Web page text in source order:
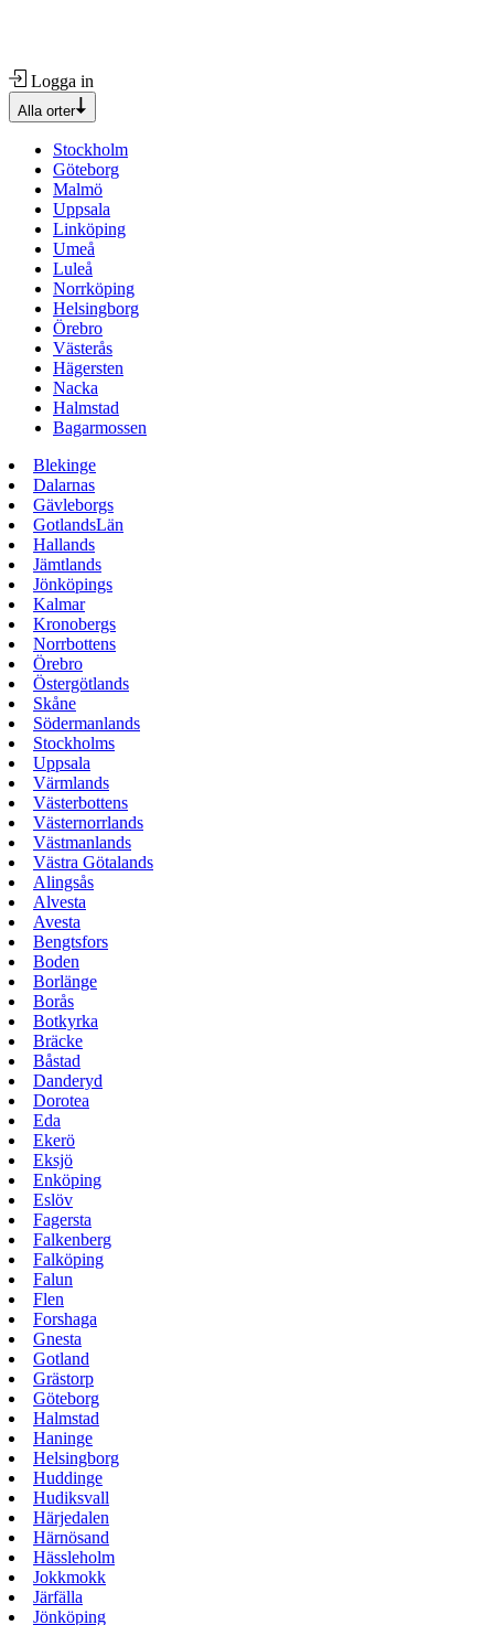
Logga in
Alla orter
Stockholm
Göteborg
Malmö
Uppsala
Linköping
Umeå
Luleå
Norrköping
Helsingborg
Örebro
Västerås
Hägersten
Nacka
Halmstad
Bagarmossen
Blekinge
Dalarnas
Gävleborgs
GotlandsLän
Hallands
Jämtlands
Jönköpings
Kalmar
Kronobergs
Norrbottens
Örebro
Östergötlands
Skåne
Södermanlands
Stockholms
Uppsala
Värmlands
Västerbottens
Västernorrlands
Västmanlands
Västra Götalands
Alingsås
Alvesta
Avesta
Bengtsfors
Boden
Borlänge
Borås
Botkyrka
Bräcke
Båstad
Danderyd
Dorotea
Eda
Ekerö
Eksjö
Enköping
Eslöv
Fagersta
Falkenberg
Falköping
Falun
Flen
Forshaga
Gnesta
Gotland
Grästorp
Göteborg
Halmstad
Haninge
Helsingborg
Huddinge
Hudiksvall
Härjedalen
Härnösand
Hässleholm
Jokkmokk
Järfälla
Jönköping